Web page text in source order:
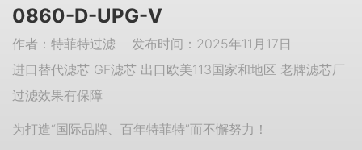
0860-D-UPG-V
作者：特菲特过滤 发布时间：2025年11月17日
进口替代滤芯 GF滤芯 出口欧美113国家和地区 老牌滤芯厂
过滤效果有保障
为打造“国际品牌、百年特菲特”而不懈努力！